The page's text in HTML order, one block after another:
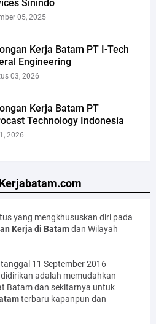
Sinindo
05, 2025
Kerja Batam PT I-Tech
Engineering
03, 2026
Kerja Batam PT
Technology Indonesia
2026
yang mengkhususkan diri pada
Kerja di Batamdan Wilayah
11 September 2016
adalah memudahkan
Batam dan sekitarnya untuk
terbaru kapanpun dan